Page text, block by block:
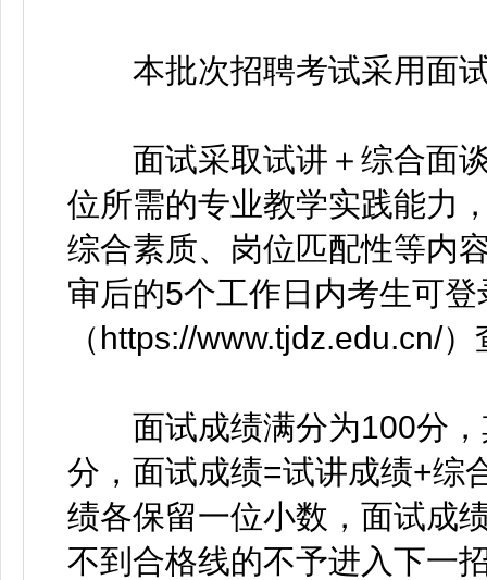
本批次招聘考试采用面试
面试采取试讲＋综合面谈
位所需的专业教学实践能力
综合素质、岗位匹配性等内
审后的5个工作日内考生可
（https://www.tjdz.edu.cn/
面试成绩满分为100分，
分，面试成绩=试讲成绩+综
绩各保留一位小数，面试成
不到合格线的不予进入下一